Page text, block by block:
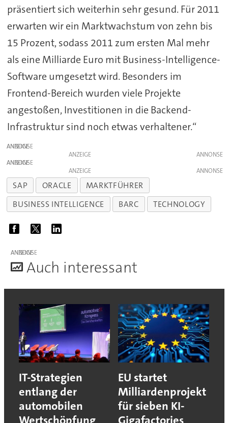
präsentiert sich weiterhin sehr gesund. Für 2011
erwarten wir ein Marktwachstum von zehn bis
15 Prozent, sodass 2011 zum ersten Mal mehr
als eine Milliarde Euro mit Business-Intelligence-
Software umgesetzt wird. Besonders im
Frontend-Bereich wurden viele Projekte
angestoßen, Investitionen in die Backend-
Infrastruktur sind noch etwas verhaltener.“
ANZEIGE
ANZEIGE
ANZEIGE
ANZEIGE
SAP ORACLE
MARKTFÜHRER
BUSINESS INTELLIGENCE
BARC TECHNOLOGY
ANZEIGE
Auch interessant
IT-Strategien
entlang der
automobilen
EU startet
Milliardenprojekt
für sieben KI-